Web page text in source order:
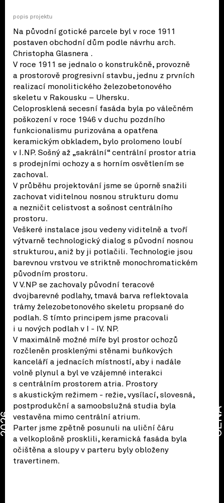
popis projektu
Na původní gotické parcele byl v roce 1911
postaven obchodní dům podle návrhu arch.
Christopha Glasnera .
V roce 1911 se jednalo o konstrukčně, provozně
a prostorově progresivní stavbu, jednu z prvních
realizací monolitického železobetonového
skeletu v Rakousku – Uhersku.
Celoprosklená secesní fasáda byla po válečném
poškození v roce 1946 v duchu pozdního
funkcionalismu purizována a opatřena
keramickým obkladem, bylo prolomeno loubí
v I.NP. Sošný až „sakrální“ centrální prostor atria
s prodejními ochozy a s horním osvětlením se
zachoval.
V průběhu projektování jsme se úporně snažili
zachovat viditelnou nosnou strukturu domu
a nezničit celistvost a sošnost centrálního
prostoru.
Veškeré instalace jsou vedeny viditelně a tvoří
výtvarně technologický dialog s původní nosnou
strukturou, aniž by ji potlačili. Technologie jsou
barevnou vrstvou ve striktně monochromatickém
původním prostoru.
V V.NP se zachovaly původní teracové
dvojbarevné podlahy, tmavá barva reflektovala
trámy železobetonového skeletu propsané do
podlah. S tímto principem jsme pracovali
i u nových podlah v I - IV. NP.
V maximálně možné míře byl prostor ochozů
rozčleněn prosklenými stěnami buňkových
kanceláří a jednacích místností, aby i nadále
volně plynul a byl ve vzájemné interakci
s centrálním prostorem atria. Prostory
s akustickým režimem - režie, vysílací, slovesná,
postprodukční a samoobslužná studia byla
vestavěna mimo centrální atrium.
Parter jsme zpětně posunuli na uliční čáru
a velkoplošně prosklili, keramická fasáda byla
očištěna a sloupy v parteru byly obloženy
travertinem.
2026 CENA